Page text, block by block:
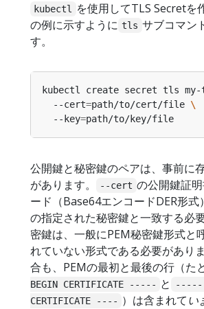
kubectl を使用してTLS Secretを
の例に示すように tls サブコマン
す。
kubectl create secret tls
  --cert
=path/to/cert/file
  --key
=
公開鍵と秘密鍵のペアは、事前に
があります。
--cert の公開鍵証
ード（Base64エンコードDER形式
の指定された秘密鍵と一致する必
密鍵は、一般にPEM秘密鍵形式と
れていない形式である必要があり
合も、PEMの最初と最後の行（た
BEGIN CERTIFICATE ----- と
CERTIFICATE ---- ）は含まれてい